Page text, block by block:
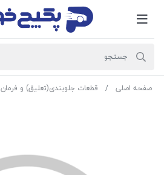
صفحه اصلی قطعات جلوبندی(تعلیق) و فرمان